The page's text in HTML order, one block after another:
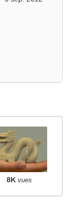
8K vues